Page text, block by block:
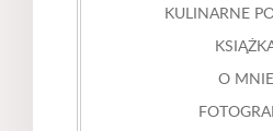
KULINARNE
O MNIE